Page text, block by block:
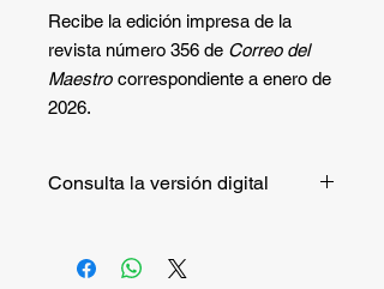
Recibe la edición impresa de la
revista número 356 de Correo del
Maestro correspondiente a enero de
2026.
Consulta la versión digital
entrando a esteenlace